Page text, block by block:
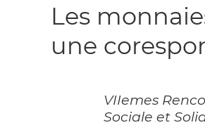
Les
une
VIIemes
Sociale et